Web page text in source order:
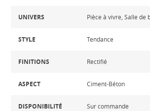
UNIVERS Pièce à vivre, Salle de
STYLE Tendance
FINITIONS Rectifié
ASPECT Ciment-Béton
DISPONIBILITÉ Sur commande